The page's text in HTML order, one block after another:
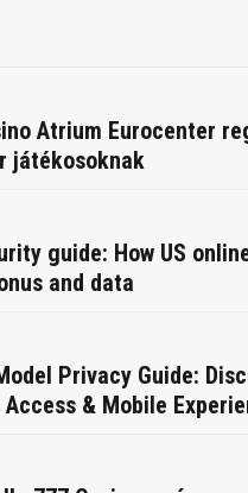
Atrium Eurocenter
játékosoknak
guide: How US
and data
Privacy Guide:
& Mobile